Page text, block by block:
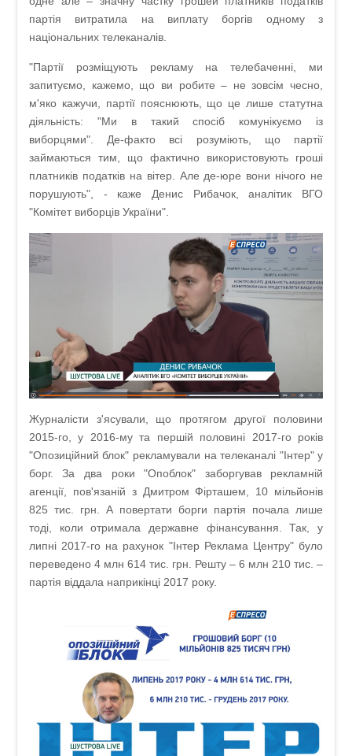
партія витратила на виплату боргів одному з
національних телеканалів.
"Партії розміщують рекламу на телебаченні, ми
запитуємо, кажемо, що ви робите – не зовсім чесно,
м'яко кажучи, партії пояснюють, що це лише статутна
діяльність: "Ми в такий спосіб комунікуємо із
виборцями". Де-факто всі розуміють, що партії
займаються тим, що фактично використовують гроші
платників податків на вітер. Але де-юре вони нічого не
порушують", - каже Денис Рибачок, аналітик ВГО
"Комітет виборців України".
Журналісти з'ясували, що протягом другої половини
2015-го, у 2016-му та першій половині 2017-го років
"Опозиційний блок" рекламували на телеканалі "Інтер" у
борг. За два роки "Опоблок" заборгував рекламній
агенції, пов'язаній з Дмитром Фірташем, 10 мільйонів
825 тис. грн. А повертати борги партія почала лише
тоді, коли отримала державне фінансування. Так, у
липні 2017-го на рахунок "Інтер Реклама Центру" було
переведено 4 млн 614 тис. грн. Решту – 6 млн 210 тис. –
партія віддала наприкінці 2017 року.